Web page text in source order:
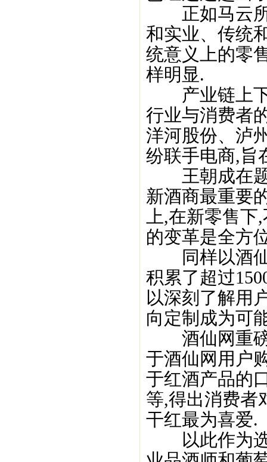
正如马云所
和实业、传统
统意义上的零
样明显.
产业链上下
行业与消费者
洋河股份、泸
纷联手电商,旨
王朝成在题
新酒商最重要
上,在新零售下
的变革是全方
同样以酒仙
积累了超过
以深刻了解用
向定制成为可
酒仙网重磅
于酒仙网用户
于红酒产品的
等,得出消费者
干红最为喜爱.
以此作为选